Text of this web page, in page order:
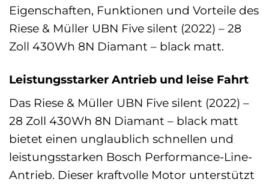
Eigenschaften, Funktionen und Vorteile des
Riese & Müller UBN Five silent (2022) – 28
Zoll 430Wh 8N Diamant – black matt.
Leistungsstarker Antrieb und leise Fahrt
Das Riese & Müller UBN Five silent (2022) –
28 Zoll 430Wh 8N Diamant – black matt
bietet einen unglaublich schnellen und
leistungsstarken Bosch Performance-Line-
Antrieb. Dieser kraftvolle Motor unterstützt